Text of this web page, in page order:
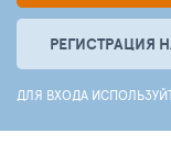
РЕГИСТРАЦИЯ
ДЛЯ ВХОДА